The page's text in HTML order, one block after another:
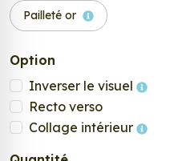
Pailleté or
Option
Inverser le visuel
Recto verso
Collage intérieur